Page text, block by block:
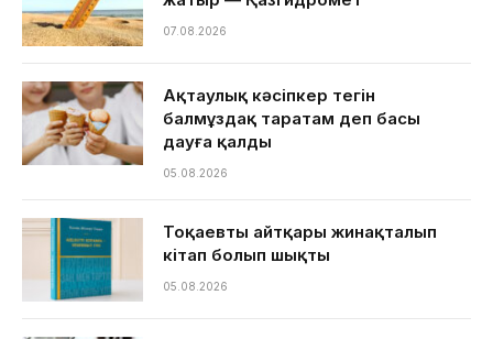
07.08.2026
Ақтаулық кәсіпкер тегін
балмұздақ таратам деп басы
дауға қалды
05.08.2026
Тоқаевтың айтқары жинақталып
кітап болып шықты
05.08.2026